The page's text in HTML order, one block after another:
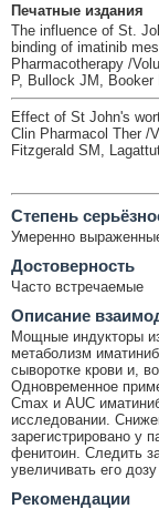
Печатные издания
The influence of St.
binding of imatinib
Pharmacotherapy /
P, Bullock JM, Booker
Effect of St John's
Clin Pharmacol Ther /
Fitzgerald SM,
Cтепень
Умеренно
Достоверность
Часто встречаемые
Описание
Мощные индукторы
метаболизм
сыворотке крови и,
Одновременное
Cmax и AUC
исследовании.
зарегистрировано у
фенитоин. Следить
увеличивать его
Рекомендации